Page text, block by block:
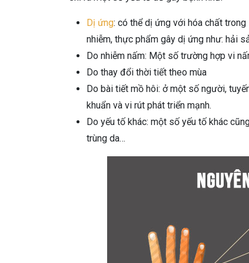
Dị ứng: có thể dị ứng với hóa chất
nhiễm, thực phẩm gây dị ứng như: hải
Do nhiễm nấm: Một số trường hợp vi
Do thay đổi thời tiết theo mùa
Do bài tiết mồ hôi: ở một số người,
khuẩn và vi rút phát triển mạnh.
Do yếu tố khác: một số yếu tố khác
trùng da…